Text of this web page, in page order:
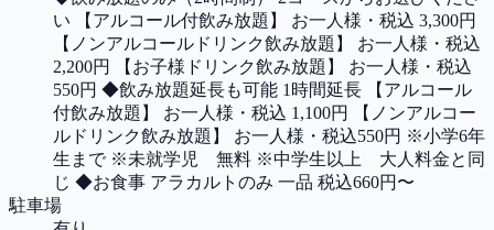
い 【アルコール付飲み放題】 お一人様・税込 3,300円
【ノンアルコールドリンク飲み放題】 お一人様・税込
2,200円 【お子様ドリンク飲み放題】 お一人様・税込
550円 ◆飲み放題延長も可能 1時間延長 【アルコール
付飲み放題】 お一人様・税込 1,100円 【ノンアルコー
ルドリンク飲み放題】 お一人様・税込550円 ※小学6年
生まで ※未就学児 無料 ※中学生以上 大人料金と同
じ ◆お食事 アラカルトのみ 一品 税込660円〜
駐車場